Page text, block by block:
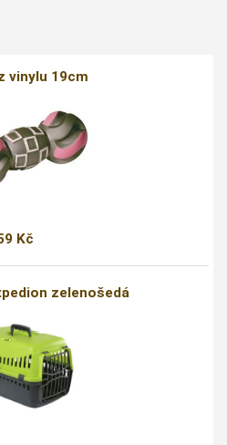
vinylu 19cm
Kč
zelenošedá